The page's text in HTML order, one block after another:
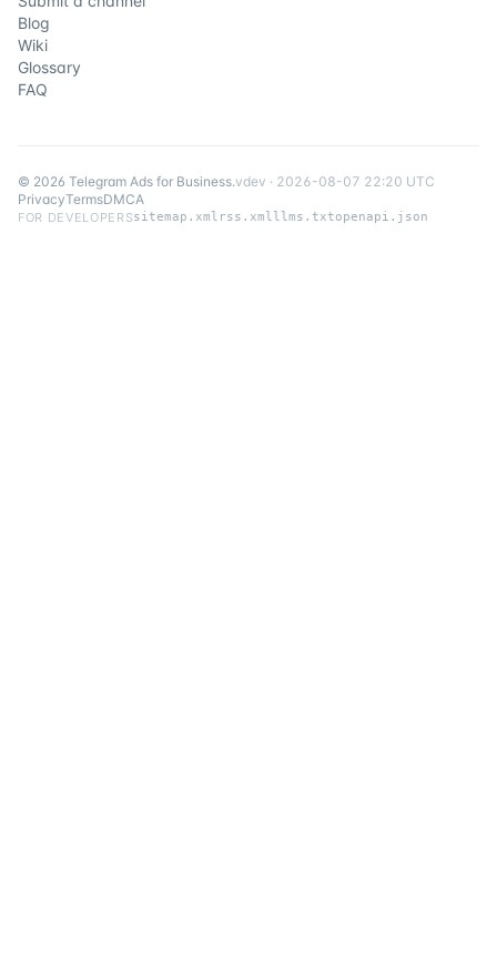
Blog
Wiki
Glossary
FAQ
© 2026 Telegram Ads for Business.vdev · 2026-08-07 22:20 UTC
PrivacyTermsDMCA
FOR DEVELOPERSsitemap.xml rss.xmlllms.txtopenapi.json